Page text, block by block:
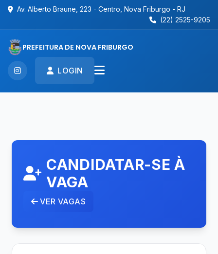
Av. Alberto Braune, 223 - Centro, Nova Friburgo - RJ
(22) 2525-9205
PREFEITURA DE NOVA FRIBURGO
LOGIN
CANDIDATAR-SE À
VAGA
VER VAGAS